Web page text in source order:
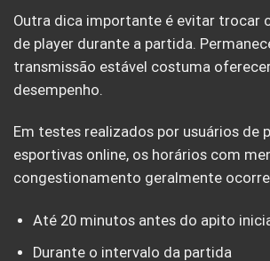
Outra dica importante é evitar trocar
de player durante a partida.
transmissão estável costuma
desempenho.
Em testes realizados por usuários de
esportivas online, os horários com
congestionamento geralmente
Até 20 minutos antes do apito
Durante o intervalo da partida